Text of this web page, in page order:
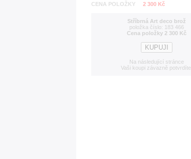
CENA POLOŽKY
2 300 Kč
Stříbrná Art deco brož
položka číslo: 183 466
Cena položky 2 300 Kč
Na následující stránce
Vaši koupi závazně potvrdíte.